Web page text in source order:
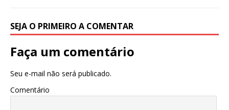
SEJA O PRIMEIRO A COMENTAR
Faça um comentário
Seu e-mail não será publicado.
Comentário